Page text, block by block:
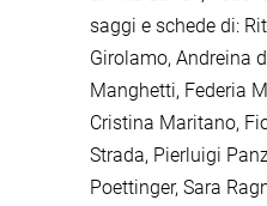
saggi e schede di:
Girolamo, Andreina
Manghetti, Federia
Cristina Maritano,
Strada, Pierluigi
Poettinger, Sara